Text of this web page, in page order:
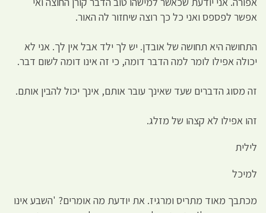
אפשר לפספס ואני כל כך רוצה שיחזור לה האור.
התחושה היא תחושה של אובדן. יש לך ילד אבל אין לך. אני לא
יכולה אפילו לומר למה הדבר דומה, כי זה אינו דומה לשום דבר.
זה מסוג הדברים שעד שאינך עובר אותם, אינך יכול להבין אותם.
זהו אפילו לא קצהו של מזלג.
לילית
למיכל
מכתבך מאוד מתריס ומרגיז. את יודעת מה אומרים? 'השבע אינו